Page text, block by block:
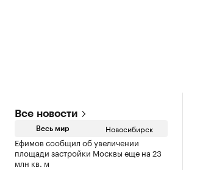
Все новости
Весь мир Новосибирск
Ефимов сообщил об увеличении
площади застройки Москвы еще на 23
млн кв. м